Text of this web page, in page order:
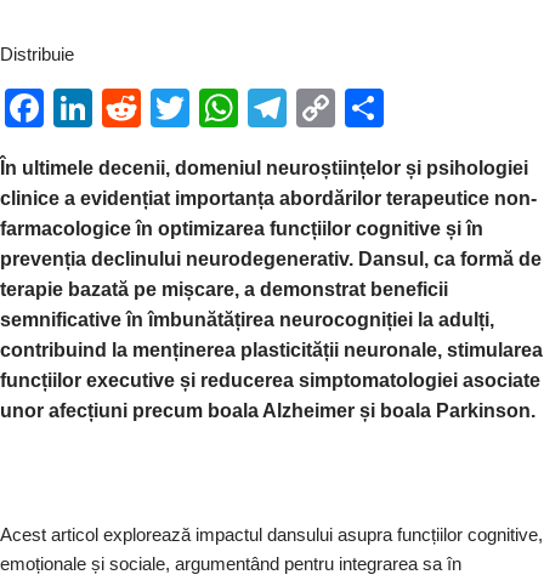
Distribuie
F
c
e
b
o
o
k
Li
k
e
dI
n
R
d
di
t
T
tt
er
W
at
s
A
p
p
T
e
gr
a
m
C
p
y
Li
n
k
ta
je
a
z
ă
În ultimele decenii, domeniul neuroștiințelor și psihologiei
clinice a evidențiat importanța abordărilor terapeutice non-
farmacologice în optimizarea funcțiilor cognitive și în
prevenția declinului neurodegenerativ. Dansul, ca formă de
terapie bazată pe mișcare, a demonstrat beneficii
semnificative în îmbunătățirea neurocogniției la adulți,
contribuind la menținerea plasticității neuronale, stimularea
funcțiilor executive și reducerea simptomatologiei asociate
unor afecțiuni precum boala Alzheimer și boala Parkinson.
Acest articol explorează impactul dansului asupra funcțiilor cognitive,
emoționale și sociale, argumentând pentru integrarea sa în